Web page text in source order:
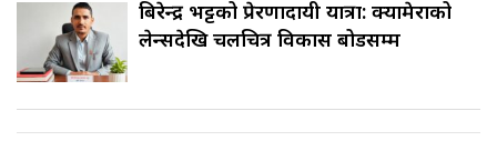
बिरेन्द्र भट्टको प्रेरणादायी यात्रा: क्यामेराको
लेन्सदेखि चलचित्र विकास बोर्डसम्म